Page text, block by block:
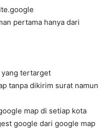
pertama hanya dari
yang tertarget
tanpa dikirim surat namun
map di setiap kota
google dari google map